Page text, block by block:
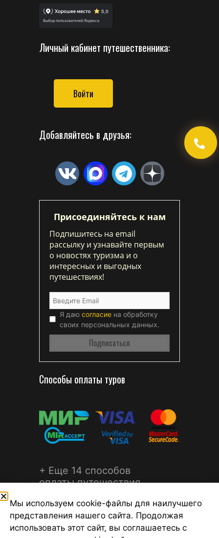
Личный кабинет путешественника:
Войти
Добавляйтесь в друзья:
Присоединяйтесь к нам
Подпишитесь на email
рассылку и узнавайте первым
о новостях туризма и о
интересных и выгодных
путешествиях!
Я даю согласие на обработку
своих персональных данных.
Способы оплаты туров
+ Еще 14 способов
оплаты путешествия
Мы используем cookie-файлы для наилучшего
представления нашего сайта. Продолжая
использовать этот сайт, вы соглашаетесь с